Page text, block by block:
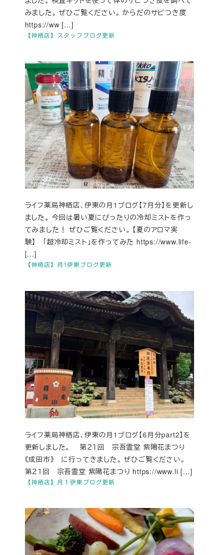
【神栖店】スタッフブログ更新
みました。 ぜひご覧ください。 からだのサビつき度
https://ww […]
【神栖店】月1伊東ブログ更新
ライフ薬局神栖店、伊東の月1ブログ【7月分】を更新し
ました。 今回は暑い夏にぴったりの冷却ミストを作っ
てみました！ ぜひご覧ください。 【夏のアロマ実
験】 「超冷却ミスト」を作ってみた https://www.life-
[…]
【神栖店】月１伊東ブログ更新
ライフ薬局神栖店、伊東の月1ブログ【6月分part2】を
更新しました。 第２１回 宗吾霊堂 紫陽花まつり
《成田市》 に行ってきました。 ぜひご覧ください。
第２１回 宗吾霊堂 紫陽花まつり https://www.li […]